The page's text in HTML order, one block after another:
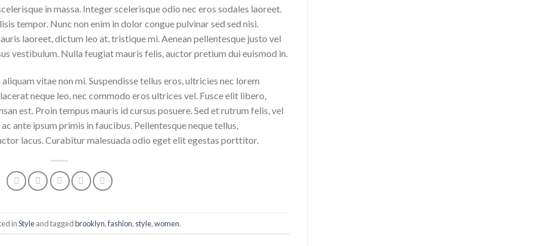
in massa. Integer scelerisque odio nec eros sodales laoreet.
tempor. Nunc non enim in dolor congue pulvinar sed sed nisi.
laoreet, dictum leo at, tristique mi. Aenean pellentesque justo vel
vestibulum. Nulla feugiat mauris felis, auctor pretium dui euismod in.
vitae non mi. Suspendisse tellus eros, ultricies nec lorem
neque leo, nec commodo eros ultrices vel. Fusce elit libero,
est. Proin tempus mauris id cursus posuere. Sed et rutrum felis, vel
ante ipsum primis in faucibus. Pellentesque neque tellus,
lacus. Curabitur malesuada odio eget elit egestas porttitor.
inStyleand taggedbrooklyn,fashion, style,women.